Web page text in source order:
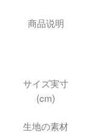
商品说明
サイズ実寸
(cm)
生地の素材